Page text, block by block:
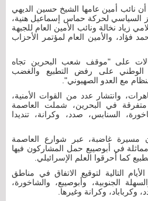
نائب أمين عامها الشيخ حسين الديهي
السياسي لحركة حماس إسماعيل هنية،
زياد نخالة ونائب الأمين العام للجبهة
فؤاد، والأمين العام لمؤتمر الأحزاب
على "موقف شعب البحرين تجاه
الوطني على رفض التطبيع والغضب
مع العدو الصهيوني".
وانتشار عدد من القوات الأمنية،
في البحرين، شملت العاصمة
السنابس، صدد، وكرانة، تنديدا
مسيرة غاضبة، عبر شوارع العاصمة
في أبوصيبع حمل المشاركون فيها
كما أحرقوا العلم الإسرائيلي.
التالية لتوقيع الاتفاق في مناطق
الجنوبية، وأبوصيبع، والشاخورة،
وكرانة وغيرها.